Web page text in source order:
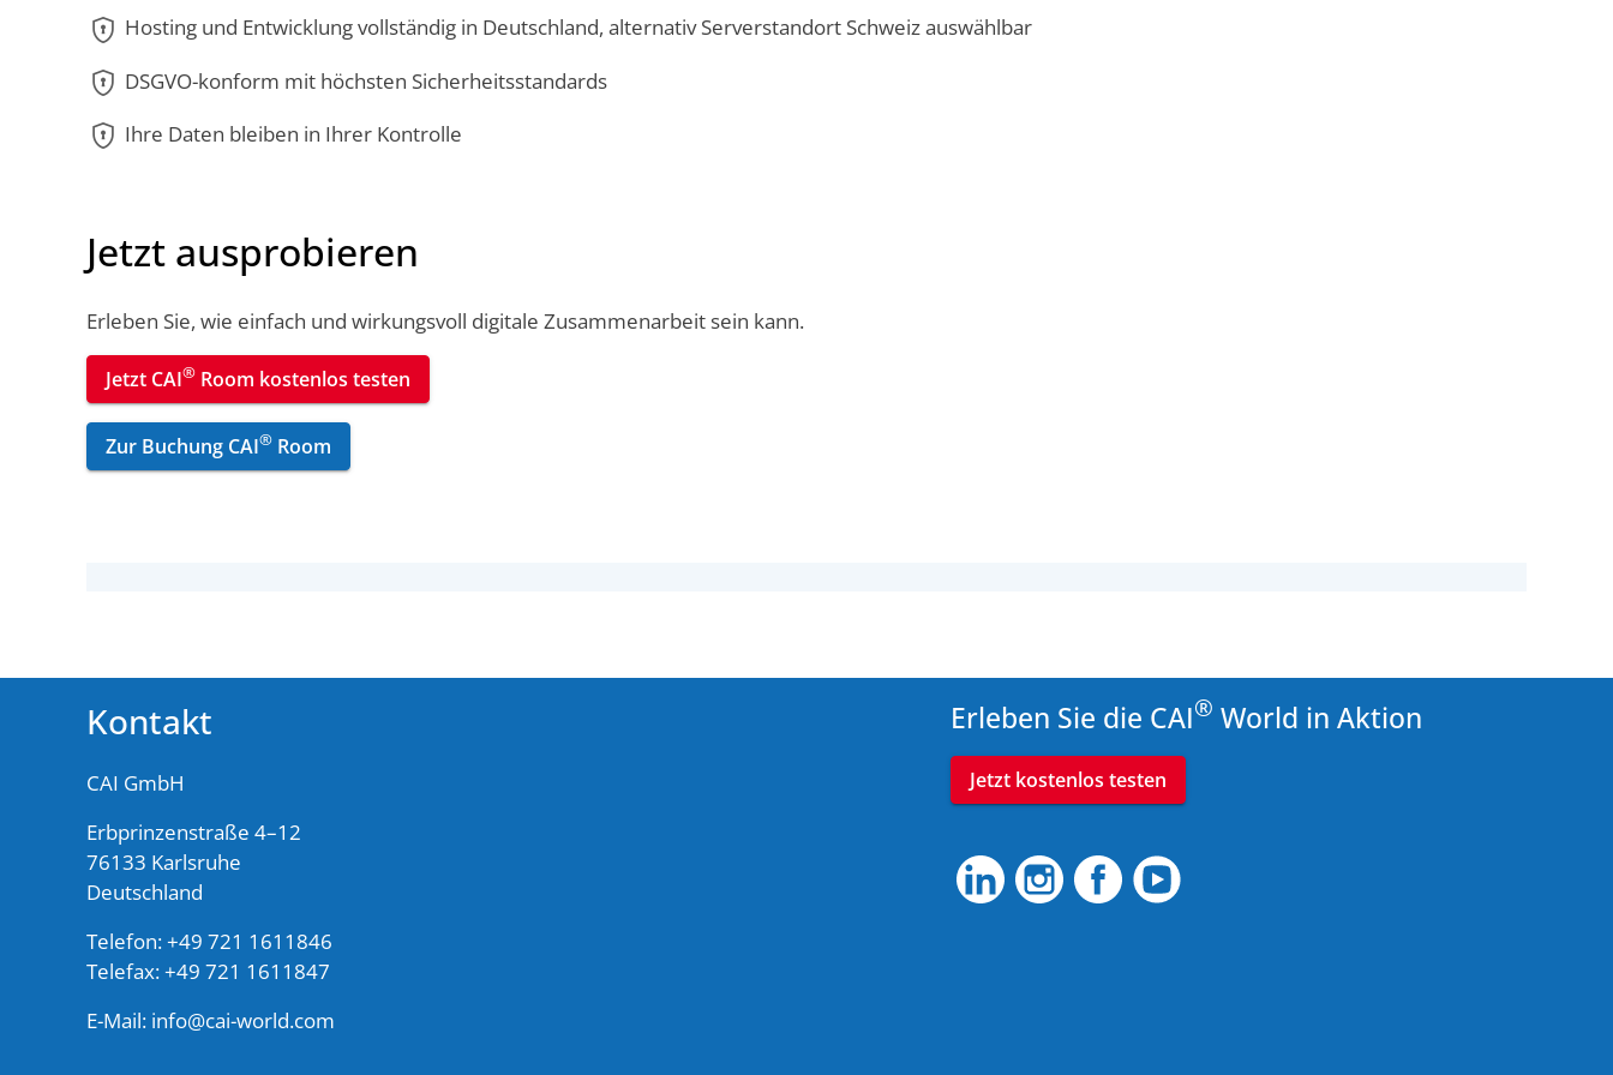
encrypted Hosting und Entwicklung vollständig in Deutschland, alternativ Serverstandort Schweiz auswählbar
encrypted DSGVO-konform mit höchsten Sicherheitsstandards
encrypted Ihre Daten bleiben in Ihrer Kontrolle
Jetzt ausprobieren
Erleben Sie, wie einfach und wirkungsvoll digitale Zusammenarbeit sein kann.
Jetzt CAI® Room kostenlos testen
Zur Buchung CAI® Room
Kontakt
CAI GmbH
Erbprinzenstraße 4–12
76133 Karlsruhe
Deutschland
Telefon: +49 721 1611846
Telefax: +49 721 1611847
E-Mail: info@cai-world.com
Erleben Sie die CAI® World in Aktion
Jetzt kostenlos testen